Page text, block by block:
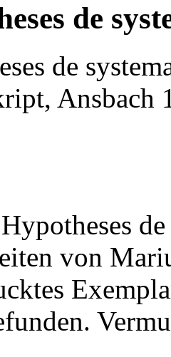
de
de
Ansbach
von